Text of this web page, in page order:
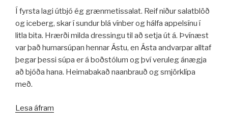
Í fyrsta lagi útbjó ég grænmetissalat. Reif niður salatblöð
og iceberg, skar í sundur blá vínber og hálfa appelsínu í
litla bita. Hrærði milda dressingu til að setja út á. Þvínæst
var það humarsúpan hennar Ástu, en Ásta andvarpar alltaf
þegar þessi súpa er á boðstólum og því veruleg ánægja
að bjóða hana. Heimabakað naanbrauð og smjörklípa
með.
Lesa áfram